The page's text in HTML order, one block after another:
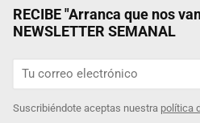
RECIBE "Arranca que nos
NEWSLETTER SEMANAL
Suscribiéndote aceptas nuestra política